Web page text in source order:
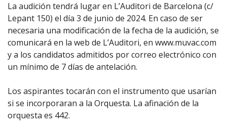
La audición tendrá lugar en L’Auditori de Barcelona (c/
Lepant 150) el día 3 de junio de 2024. En caso de ser
necesaria una modificación de la fecha de la audición, se
comunicará en la web de L’Auditori, en www.muvac.com
y a los candidatos admitidos por correo electrónico con
un mínimo de 7 días de antelación.
Los aspirantes tocarán con el instrumento que usarían
si se incorporaran a la Orquesta. La afinación de la
orquesta es 442.